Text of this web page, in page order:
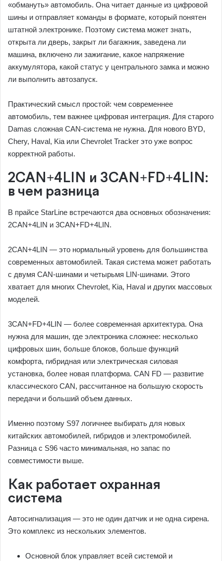
«обмануть» автомобиль. Она читает данные из цифровой
шины и отправляет команды в формате, который понятен
штатной электронике. Поэтому система может знать,
открыта ли дверь, закрыт ли багажник, заведена ли
машина, включено ли зажигание, какое напряжение
аккумулятора, какой статус у центрального замка и можно
ли выполнить автозапуск.
Практический смысл простой: чем современнее
автомобиль, тем важнее цифровая интеграция. Для старого
Damas сложная CAN-система не нужна. Для нового BYD,
Chery, Haval, Kia или Chevrolet Tracker это уже вопрос
корректной работы.
2CAN+4LIN и 3CAN+FD+4LIN:
в чем разница
В прайсе StarLine встречаются два основных обозначения:
2CAN+4LIN и 3CAN+FD+4LIN.
2CAN+4LIN — это нормальный уровень для большинства
современных автомобилей. Такая система может работать
с двумя CAN-шинами и четырьмя LIN-шинами. Этого
хватает для многих Chevrolet, Kia, Haval и других массовых
моделей.
3CAN+FD+4LIN — более современная архитектура. Она
нужна для машин, где электроника сложнее: несколько
цифровых шин, больше блоков, больше функций
комфорта, гибридная или электрическая силовая
установка, более новая платформа. CAN FD — развитие
классического CAN, рассчитанное на большую скорость
передачи и больший объем данных.
Именно поэтому S97 логичнее выбирать для новых
китайских автомобилей, гибридов и электромобилей.
Разница с S96 часто минимальная, но запас по
совместимости выше.
Как работает охранная
система
Автосигнализация — это не один датчик и не одна сирена.
Это комплекс из нескольких элементов.
Основной блок управляет всей системой и